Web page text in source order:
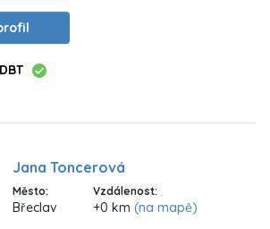
Jana Toncerová
Město:
Břeclav
Vzdálenost:
+0 km (na mapě)